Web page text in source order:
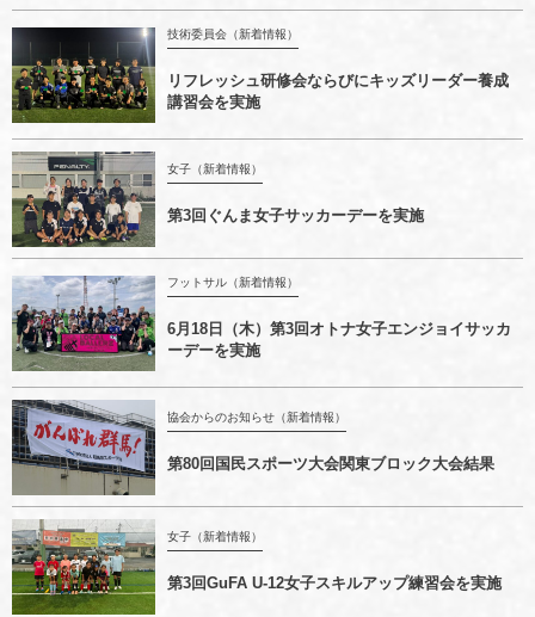
技術委員会（新着情報）
リフレッシュ研修会ならびにキッズリーダー養成
講習会を実施
女子（新着情報）
第3回ぐんま女子サッカーデーを実施
フットサル（新着情報）
6月18日（木）第3回オトナ女子エンジョイサッカ
ーデーを実施
協会からのお知らせ（新着情報）
第80回国民スポーツ大会関東ブロック大会結果
女子（新着情報）
第3回GuFA U-12女子スキルアップ練習会を実施